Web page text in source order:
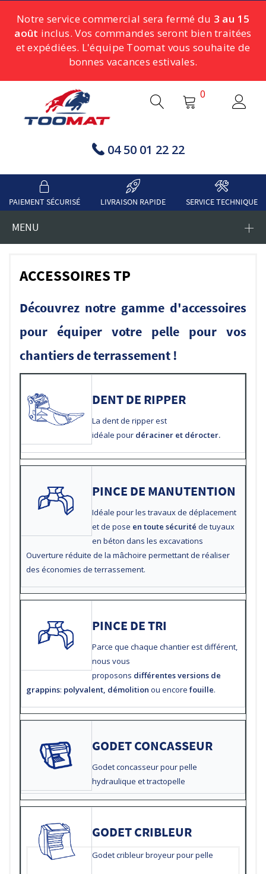
Notre service commercial sera fermé du 3 au 15
août inclus. Vos commandes seront bien traitées
et expédiées. L'équipe Toomat vous souhaite de
bonnes vacances estivales.
04 50 01 22 22
0
PAIEMENT SÉCURISÉ LIVRAISON RAPIDE SERVICE TECHNIQUE
MENU
ACCESSOIRES TP
Découvrez notre gamme d'accessoires
pour équiper votre pelle pour vos
chantiers de terrassement !
DENT DE RIPPER
La dent de ripper est
idéale pour déraciner et dérocter.
PINCE DE MANUTENTION
Idéale pour les travaux de déplacement
et de pose en toute sécurité de tuyaux
en béton dans les excavations
Ouverture réduite de la mâchoire permettant de réaliser
des économies de terrassement.
PINCE DE TRI
Parce que chaque chantier est différent,
nous vous
proposons différentes versions de
grappins: polyvalent, démolition ou encore fouille.
GODET CONCASSEUR
Godet concasseur pour pelle
hydraulique et tractopelle
GODET CRIBLEUR
Godet cribleur broyeur pour pelle